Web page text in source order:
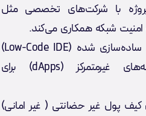
با شرکت‌های تخصصی مثل
کیوبتیکس محیط ساده‌سازی شده (Low-Code IDE)
ارائه می‌دهد تا ایجاد برنامه‌های غیرمتمرکز (dApps) برای
کیف پول غیر حضانتی ( غیر امانی)